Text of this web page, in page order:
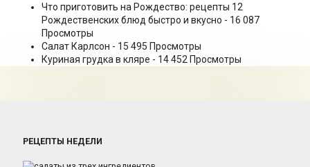
Что приготовить на Рождество: рецепты 12
Рождественских блюд быстро и вкусно - 16 087
Просмотры
Салат Карлсон - 15 495 Просмотры
Куриная грудка в кляре - 14 452 Просмотры
РЕЦЕПТЫ НЕДЕЛИ